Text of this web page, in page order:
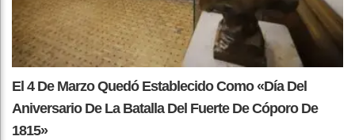
El 4 De Marzo Quedó Establecido Como «Día Del
Aniversario De La Batalla Del Fuerte De Cóporo De
1815»